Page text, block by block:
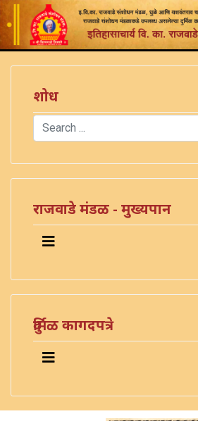
शोध
Search
राजवाडे मंडळ - मुख्यपान
दुर्मिळ कागदपत्रे